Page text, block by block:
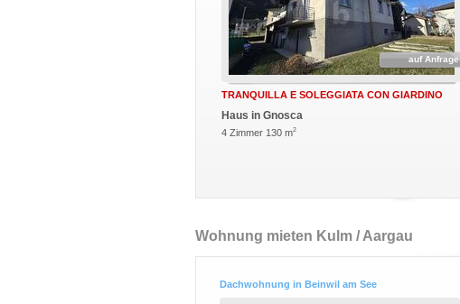
auf Anfrage
TRANQUILLA E SOLEGGIATA CON GIARDINO
Haus in Gnosca
4 Zimmer 130 m2
Wohnung mieten Kulm / Aargau
Dachwohnung in Beinwil am See